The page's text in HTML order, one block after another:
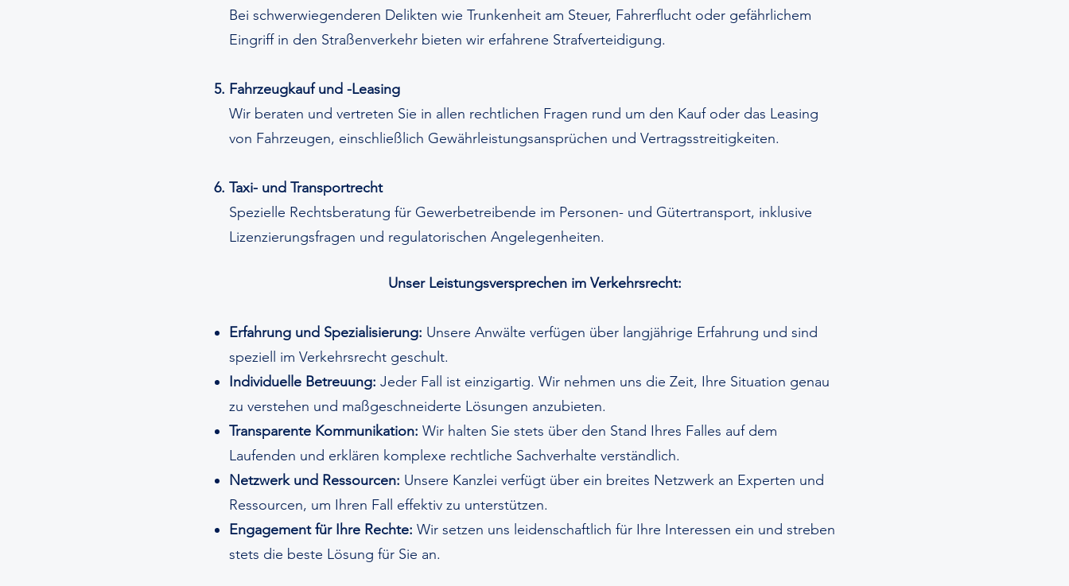
Bei schwerwiegenderen Delikten wie Trunkenheit am Steuer, Fahrerflucht oder gefährlichem
Eingriff in den Straßenverkehr bieten wir erfahrene Strafverteidigung.
Fahrzeugkauf und -Leasing
Wir beraten und vertreten Sie in allen rechtlichen Fragen rund um den Kauf oder das Leasing
von Fahrzeugen, einschließlich Gewährleistungsansprüchen und Vertragsstreitigkeiten.
Taxi- und Transportrecht
Spezielle Rechtsberatung für Gewerbetreibende im Personen- und Gütertransport, inklusive
Lizenzierungsfragen und regulatorischen Angelegenheiten.
Unser Leistungsversprechen im Verkehrsrecht:
Erfahrung und Spezialisierung: Unsere Anwälte verfügen über langjährige Erfahrung und sind
speziell im Verkehrsrecht geschult.
Individuelle Betreuung: Jeder Fall ist einzigartig. Wir nehmen uns die Zeit, Ihre Situation genau
zu verstehen und maßgeschneiderte Lösungen anzubieten.
Transparente Kommunikation: Wir halten Sie stets über den Stand Ihres Falles auf dem
Laufenden und erklären komplexe rechtliche Sachverhalte verständlich.
Netzwerk und Ressourcen: Unsere Kanzlei verfügt über ein breites Netzwerk an Experten und
Ressourcen, um Ihren Fall effektiv zu unterstützen.
Engagement für Ihre Rechte: Wir setzen uns leidenschaftlich für Ihre Interessen ein und streben
stets die beste Lösung für Sie an.